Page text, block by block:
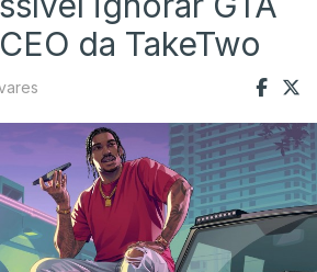
da TakeTwo